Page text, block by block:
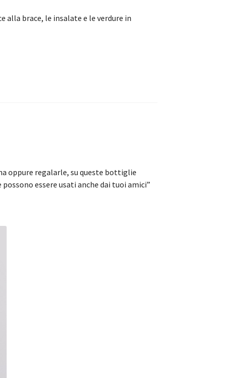
alla brace, le insalate e le verdure in
oppure regalarle, su queste bottiglie
essere usati anche dai tuoi amici”